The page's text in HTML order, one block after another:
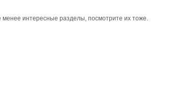
менее интересные разделы, посмотрите их тоже.